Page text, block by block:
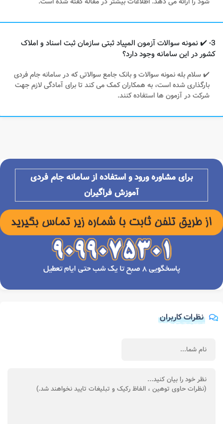
3- ✔️ نمونه سوالات آزمون المپیاد ثبتی سازمان ثبت اسناد و املاک
کشور در این سامانه وجود دارد؟
✔️ سلام بله نمونه سوالات و بانک جامع سوالاتی که در سامانه جام فردی
بارگذاری شده است، به همکاران کمک می‌ کند تا برای آمادگی لازم جهت
شرکت در آزمون‌ ها استفاده کنند.
برای مشاوره ورود و استفاده از سامانه جام فردی
آموزش فراگیران
نظرات کاربران